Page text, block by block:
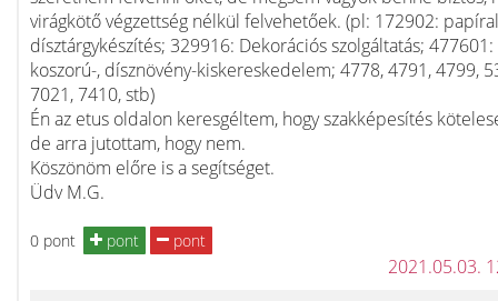
virágkötő végzettség nélkül felvehetőek. (pl: 172902:
dísztárgykészítés; 329916: Dekorációs szolgáltatás; 477601:
koszorú-, dísznövény-kiskereskedelem; 4778, 4791, 4799,
7021, 7410, stb)
Én az etus oldalon keresgéltem, hogy szakképesítés
de arra jutottam, hogy nem.
Köszönöm előre is a segítséget.
Üdv M.G.
0 pont pont pont
2021.05.03.